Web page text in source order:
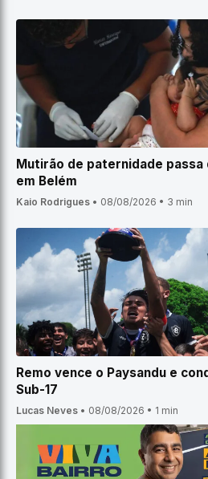
Mutirão de paternidade
em Belém
Kaio Rodrigues • 08/08/2026 • 3 min
Remo vence o Paysandu e
Sub-17
Lucas Neves • 08/08/2026 • 1 min